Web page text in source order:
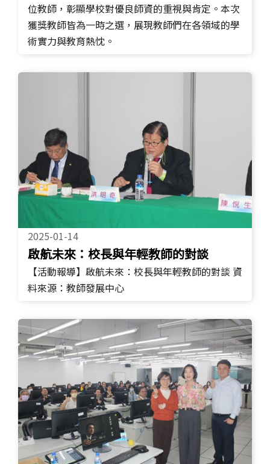
位教師，彰顯學校對優良師資的重視與肯定。本次
獲獎教師皆為一時之選，展現教師們在各領域的學
術實力與教育熱忱。
2025-01-14
啟航未來：校長與年輕教師的對談
【活動報導】啟航未來：校長與年輕教師的對談 資
料來源：教師發展中心